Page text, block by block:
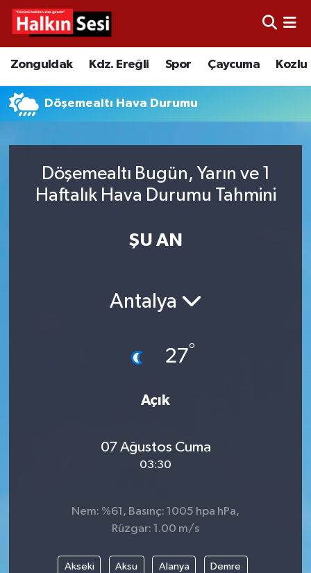
Zonguldak Kdz. Ereğli Spor Çaycuma Kozlu
Döşemealtı Hava Durumu
Döşemealtı Bugün, Yarın ve 1
Haftalık Hava Durumu Tahmini
ŞU AN
Antalya
27°
Açık
07 Ağustos Cuma
03:30
Nem: %61, Basınç: 1005 hpa hPa,
Rüzgar: 1.00 m/s
Akseki Aksu Alanya Demre
Video
Yazarlar
Çaycuma
KDZ. Ereğli
Alaplı
BİLİM VE TEKNOLOJİ
Düzce
Merkez Hava Durumu
Merkez Trafik Yoğunluk Haritası
Tüm Manşetler